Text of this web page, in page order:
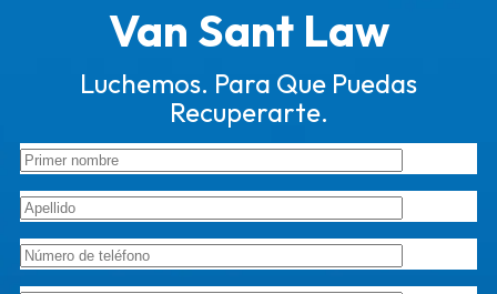
Van Sant Law
Luchemos. Para Que Puedas
Recuperarte.